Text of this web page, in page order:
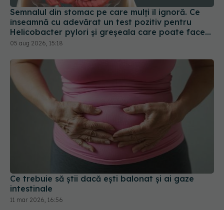
Semnalul din stomac pe care mulți îl ignoră. Ce
înseamnă cu adevărat un test pozitiv pentru
Helicobacter pylori și greșeala care poate face
tratamentul mult mai dificil
05 aug 2026, 15:18
Ce trebuie să știi dacă ești balonat și ai gaze
intestinale
11 mar 2026, 16:56